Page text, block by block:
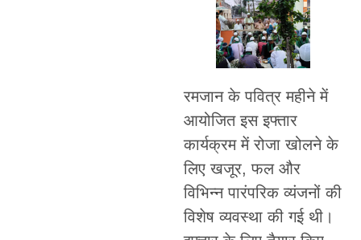
रमजान के पवित्र महीने में
आयोजित इस इफ्तार
कार्यक्रम में रोजा खोलने के
लिए खजूर, फल और
विभिन्न पारंपरिक व्यंजनों की
विशेष व्यवस्था की गई थी।